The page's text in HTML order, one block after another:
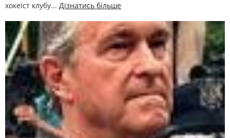
хокеїст клубу... Дізнатись більше